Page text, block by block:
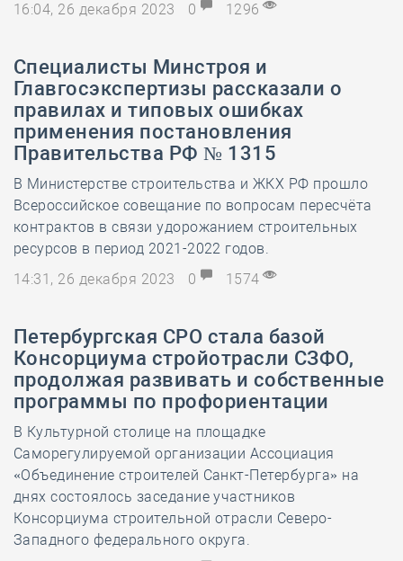
16:04, 26 декабря 2023
0 1296
Специалисты Минстроя и
Главгосэкспертизы рассказали о
правилах и типовых ошибках
применения постановления
Правительства РФ № 1315
В Министерстве строительства и ЖКХ РФ прошло
Всероссийское совещание по вопросам пересчёта
контрактов в связи удорожанием строительных
ресурсов в период 2021-2022 годов.
14:31, 26 декабря 2023
0 1574
Петербургская СРО стала базой
Консорциума стройотрасли СЗФО,
продолжая развивать и собственные
программы по профориентации
В Культурной столице на площадке
Саморегулируемой организации Ассоциация
«Объединение строителей Санкт-Петербурга» на
днях состоялось заседание участников
Консорциума строительной отрасли Северо-
Западного федерального округа.